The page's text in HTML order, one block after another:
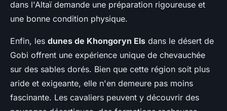
dans l'Altaï demande une préparation rigoureuse et
une bonne condition physique.
Enfin, les dunes de Khongoryn Els dans le désert de
Gobi offrent une expérience unique de chevauchée
sur des sables dorés. Bien que cette région soit plus
aride et exigeante, elle n'en demeure pas moins
fascinante. Les cavaliers peuvent y découvrir des